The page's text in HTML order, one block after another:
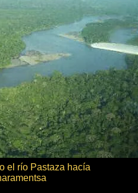
el río Pastaza hacía